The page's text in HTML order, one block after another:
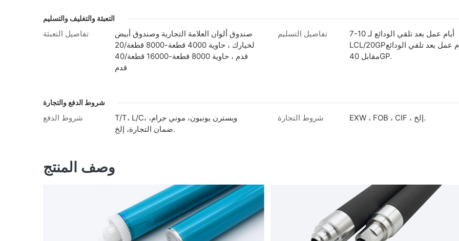
التعبئة والتغليف والتسليم
تفاصيل التعبئة
صندوق ألوان العلامة التجارية وصندوق أبيض
لخيارك ، حاوية 4000 قطعة-8000 قطعة/20
قدم ، حاوية 8000 قطعة-16000 قطعة/40
قدم
تفاصيل التسليم
7-10 أيام عمل بعد تلقي الودائع لـ
LCL/20GP؛ 10-15 يوم عمل بعد تلقي الودائع
مقابل 40GP.
شروط الدفع والتجارة
شروط الدفع
T/T، L/C، ويسترن يونيون، موني جرام،
ضمان التجارة، إلخ.
شروط التجارة EXW ، FOB ، CIF ، إلخ.
وصف المنتج